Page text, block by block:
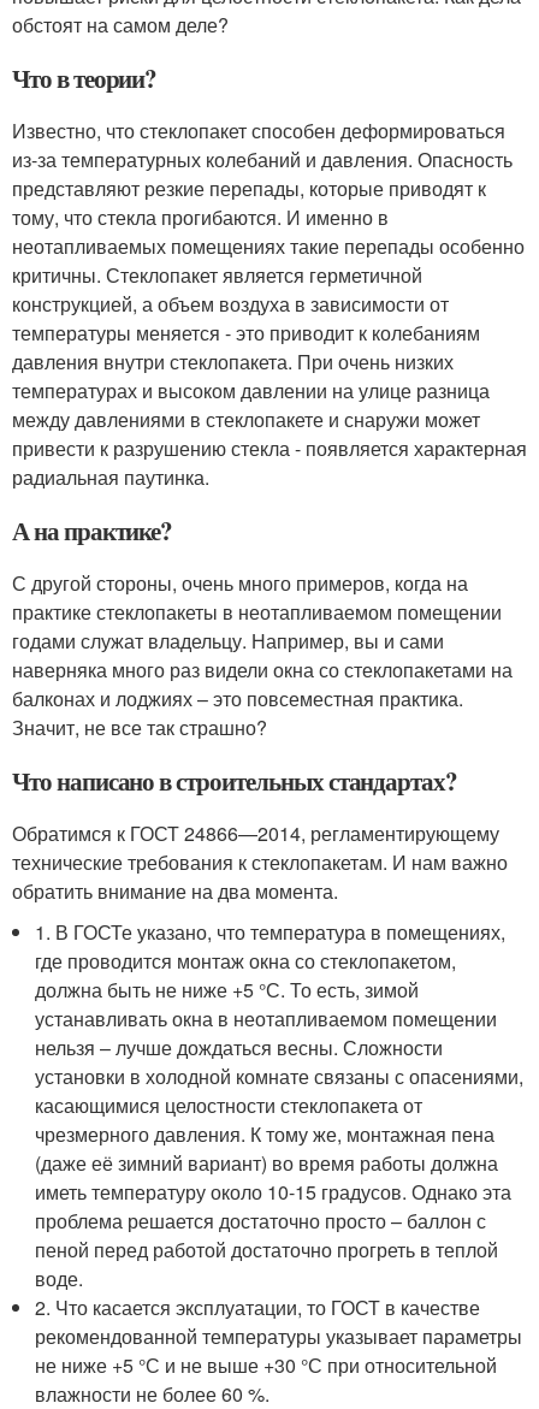
обстоят на самом деле?
Что в теории?
Известно, что стеклопакет способен деформироваться
из-за температурных колебаний и давления. Опасность
представляют резкие перепады, которые приводят к
тому, что стекла прогибаются. И именно в
неотапливаемых помещениях такие перепады особенно
критичны. Стеклопакет является герметичной
конструкцией, а объем воздуха в зависимости от
температуры меняется - это приводит к колебаниям
давления внутри стеклопакета. При очень низких
температурах и высоком давлении на улице разница
между давлениями в стеклопакете и снаружи может
привести к разрушению стекла - появляется характерная
радиальная паутинка.
А на практике?
С другой стороны, очень много примеров, когда на
практике стеклопакеты в неотапливаемом помещении
годами служат владельцу. Например, вы и сами
наверняка много раз видели окна со стеклопакетами на
балконах и лоджиях – это повсеместная практика.
Значит, не все так страшно?
Что написано в строительных стандартах?
Обратимся к ГОСТ 24866—2014, регламентирующему
технические требования к стеклопакетам. И нам важно
обратить внимание на два момента.
1. В ГОСТе указано, что температура в помещениях,
где проводится монтаж окна со стеклопакетом,
должна быть не ниже +5 °С. То есть, зимой
устанавливать окна в неотапливаемом помещении
нельзя – лучше дождаться весны. Сложности
установки в холодной комнате связаны с опасениями,
касающимися целостности стеклопакета от
чрезмерного давления. К тому же, монтажная пена
(даже её зимний вариант) во время работы должна
иметь температуру около 10-15 градусов. Однако эта
проблема решается достаточно просто – баллон с
пеной перед работой достаточно прогреть в теплой
воде.
2. Что касается эксплуатации, то ГОСТ в качестве
рекомендованной температуры указывает параметры
не ниже +5 °С и не выше +30 °С при относительной
влажности не более 60 %.